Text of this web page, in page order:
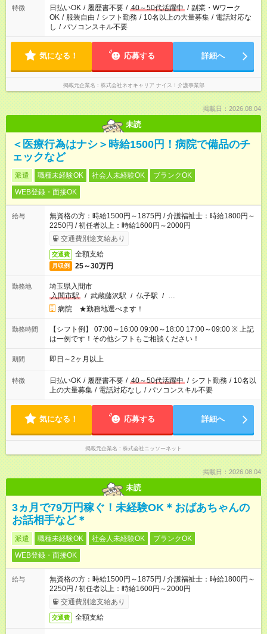
特徴 日払いOK / 履歴書不要 / 40～50代活躍中 / 副業・Wワーク
OK / 服装自由 / シフト勤務 / 10名以上の大量募集 / 電話対応な
し / パソコンスキル不要
気になる！ 応募する 詳細へ
掲載元企業名 株式会社ネオキャリア ナイス！介護事業部
掲載日：2026.08.04
未読
＜医療行為はナシ＞時給1500円！病院で備品のチ
ェックなど
派遣 職種未経験OK 社会人未経験OK
ブランクOK
WEB登録・面接OK
給与
無資格の方：時給1500円～1875円 / 介護福祉士：時給1800円～
2250円 / 初任者以上：時給1600円～2000円
交通費別途支給あり
交通費 全額支給
月収例 25～30万円
勤務地
埼玉県入間市
入間市駅
/ 武蔵藤沢駅 / 仏子駅 / …
病院 ★勤務地選べます！
勤務時間
【シフト例】 07:00～16:00 09:00～18:00 17:00～09:00 ※ 上記
は一例です！その他シフトもご相談ください！
期間 即日～2ヶ月以上
特徴 日払いOK / 履歴書不要 / 40～50代活躍中 / シフト勤務 / 10名以
上の大量募集 / 電話対応なし / パソコンスキル不要
気になる！ 応募する 詳細へ
掲載元企業名 株式会社ニッソーネット
掲載日：2026.08.04
未読
3ヵ月で79万円稼ぐ！未経験OK＊おばあちゃんの
お話相手など＊
派遣 職種未経験OK 社会人未経験OK
ブランクOK
WEB登録・面接OK
給与
無資格の方：時給1500円～1875円 / 介護福祉士：時給1800円～
2250円 / 初任者以上：時給1600円～2000円
交通費別途支給あり
交通費 全額支給